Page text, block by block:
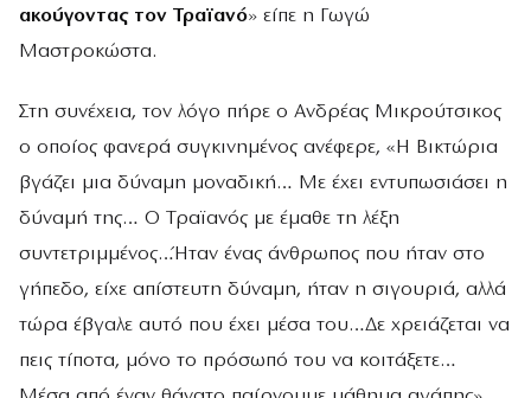
ακούγοντας τον Τραϊανό» είπε η Γωγώ
Μαστροκώστα.
Στη συνέχεια, τον λόγο πήρε ο Ανδρέας Μικρούτσικος
ο οποίος φανερά συγκινημένος ανέφερε, «Η Βικτώρια
βγάζει μια δύναμη μοναδική… Με έχει εντυπωσιάσει η
δύναμή της… Ο Τραϊανός με έμαθε τη λέξη
συντετριμμένος…Ήταν ένας άνθρωπος που ήταν στο
γήπεδο, είχε απίστευτη δύναμη, ήταν η σιγουριά, αλλά
τώρα έβγαλε αυτό που έχει μέσα του…Δε χρειάζεται να
πεις τίποτα, μόνο το πρόσωπό του να κοιτάξετε…